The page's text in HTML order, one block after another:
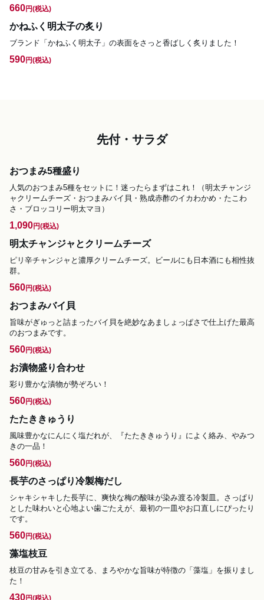
660円(税込)
かねふく明太子の炙り
ブランド「かねふく明太子」の表面をさっと香ばしく炙りました！
590円(税込)
先付・サラダ
おつまみ5種盛り
人気のおつまみ5種をセットに！迷ったらまずはこれ！（明太チャンジ
ャクリームチーズ・おつまみバイ貝・熟成赤酢のイカわかめ・たこわ
さ・ブロッコリー明太マヨ）
1,090円(税込)
明太チャンジャとクリームチーズ
ピリ辛チャンジャと濃厚クリームチーズ。ビールにも日本酒にも相性抜
群。
560円(税込)
おつまみバイ貝
旨味がぎゅっと詰まったバイ貝を絶妙なあましょっぱさで仕上げた最高
のおつまみです。
560円(税込)
お漬物盛り合わせ
彩り豊かな漬物が勢ぞろい！
560円(税込)
たたききゅうり
風味豊かなにんにく塩だれが、『たたききゅうり』によく絡み、やみつ
きの一品！
560円(税込)
長芋のさっぱり冷製梅だし
シャキシャキした長芋に、爽快な梅の酸味が染み渡る冷製皿。さっぱり
とした味わいと心地よい歯ごたえが、最初の一皿やお口直しにぴったり
です。
560円(税込)
藻塩枝豆
枝豆の甘みを引き立てる、まろやかな旨味が特徴の「藻塩」を振りまし
た！
430円(税込)